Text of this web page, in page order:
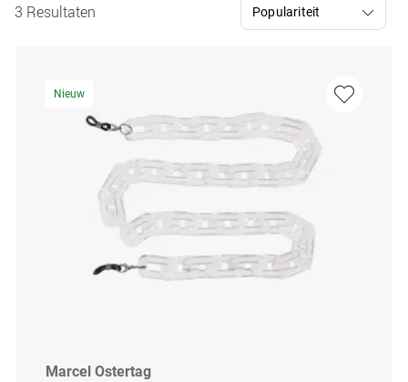
3 Resultaten
Nieuw
Marcel Ostertag